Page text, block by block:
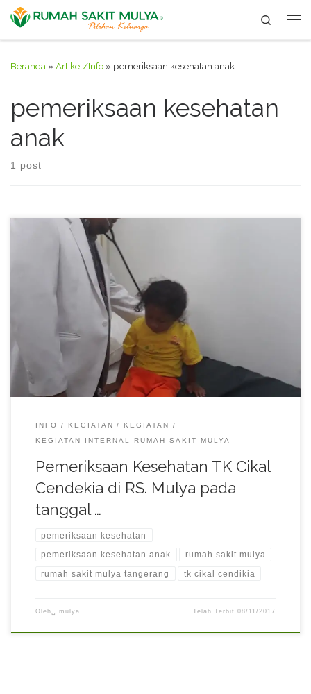
Skip to content
Search
Beranda »Artikel/Info » pemeriksaan kesehatan anak
pemeriksaan kesehatan
anak
1 post
Pemeriksaan Kesehatan TK Cikal Cendekia di RS. Mulya pada
tanggal 7 dan 8 November 2017.
INFO KEGIATAN
KEGIATAN
KEGIATAN INTERNAL RUMAH SAKIT MULYA
Pemeriksaan Kesehatan TK Cikal
Cendekia di RS. Mulya pada
tanggal …
pemeriksaan kesehatan
pemeriksaan kesehatan anak rumah sakit mulya
rumah sakit mulya tangerang tk cikal cendikia
Oleh␣ mulya Telah Terbit08/11/2017